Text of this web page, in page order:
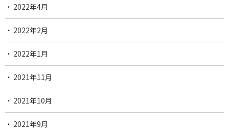
2022年4月
2022年2月
2022年1月
2021年11月
2021年10月
2021年9月